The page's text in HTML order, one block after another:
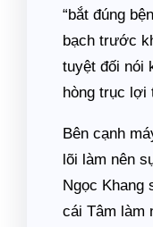
“bắt đúng
bạch trước
tuyệt đối nói
hòng trục lợi
Bên cạnh
lõi làm nên
Ngọc Khang
cái Tâm làm